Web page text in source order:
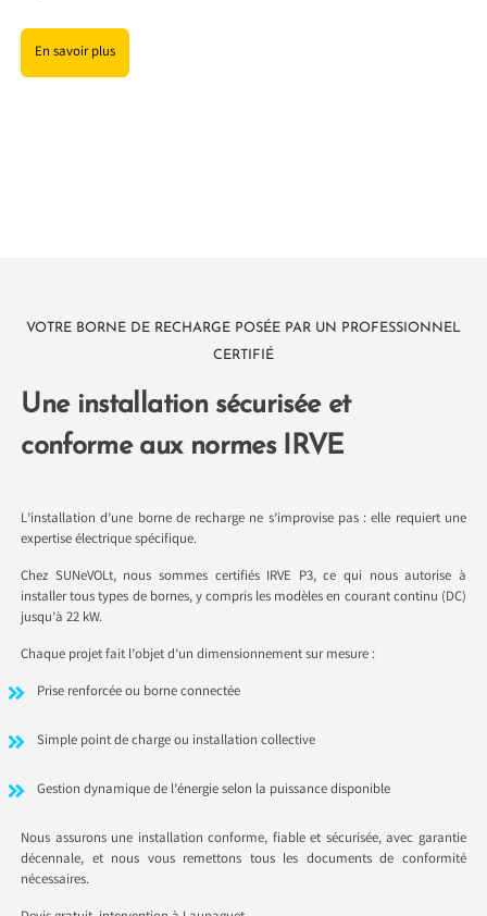
En savoir plus
VOTRE BORNE DE RECHARGE POSÉE PAR UN PROFESSIONNEL
CERTIFIÉ
Une installation sécurisée et
conforme aux normes IRVE
L’installation d’une borne de recharge ne s’improvise pas : elle requiert une
expertise électrique spécifique.
Chez SUNeVOLt, nous sommes certifiés IRVE P3, ce qui nous autorise à
installer tous types de bornes, y compris les modèles en courant continu (DC)
jusqu’à 22 kW.
Chaque projet fait l’objet d’un dimensionnement sur mesure :
Prise renforcée ou borne connectée
Simple point de charge ou installation collective
Gestion dynamique de l’énergie selon la puissance disponible
Nous assurons une installation conforme, fiable et sécurisée, avec garantie
décennale, et nous vous remettons tous les documents de conformité
nécessaires.